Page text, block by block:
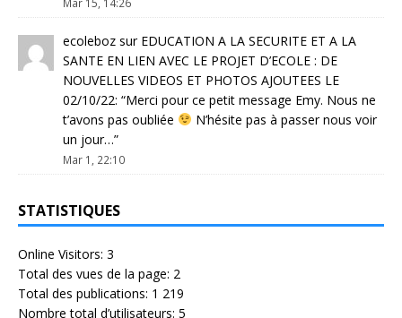
ecoleboz sur EDUCATION A LA SECURITE ET A LA
SANTE EN LIEN AVEC LE PROJET D’ECOLE : DE
NOUVELLES VIDEOS ET PHOTOS AJOUTEES LE
02/10/22: “Merci pour ce petit message Emy. Nous ne
t’avons pas oubliée
N’hésite pas à passer nous voir
un jour…”
Mar 1, 22:10
STATISTIQUES
Online Visitors: 3
Total des vues de la page: 2
Total des publications: 1 219
Nombre total d’utilisateurs: 5